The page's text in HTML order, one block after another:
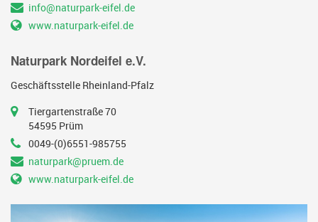
info@naturpark-eifel.de
www.naturpark-eifel.de
Naturpark Nordeifel e.V.
Geschäftsstelle Rheinland-Pfalz
Tiergartenstraße 70
54595 Prüm
0049-(0)6551-985755
naturpark@pruem.de
www.naturpark-eifel.de